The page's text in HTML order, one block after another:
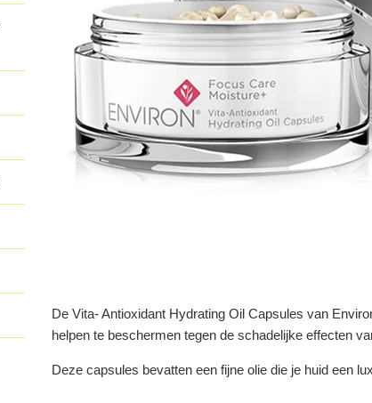
De Vita- Antioxidant Hydrating Oil Capsules van
helpen te beschermen tegen de schadelijke effecten
Deze capsules bevatten een fijne olie die je huid een